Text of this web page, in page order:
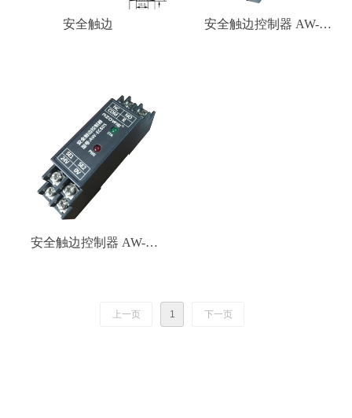
安全触边
安全触边控制器 AW-
安全触边控制器 AW-
上一页 1 下一页
微信二维码